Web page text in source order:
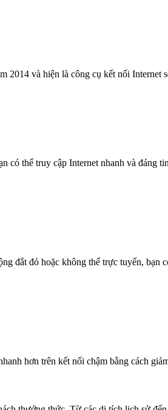
2014 và hiện là công cụ kết nối Internet
thể truy cập Internet nhanh và đáng
đắt đỏ hoặc không thể trực tuyến,
hơn trên kết nối chậm bằng cách